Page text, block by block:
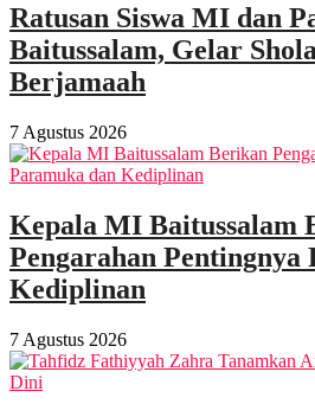
Ratusan Siswa MI dan
Baitussalam, Gelar
Berjamaah
7 Agustus 2026
Kepala MI Baitussalam
Pengarahan Pentingnya
Kediplinan
7 Agustus 2026